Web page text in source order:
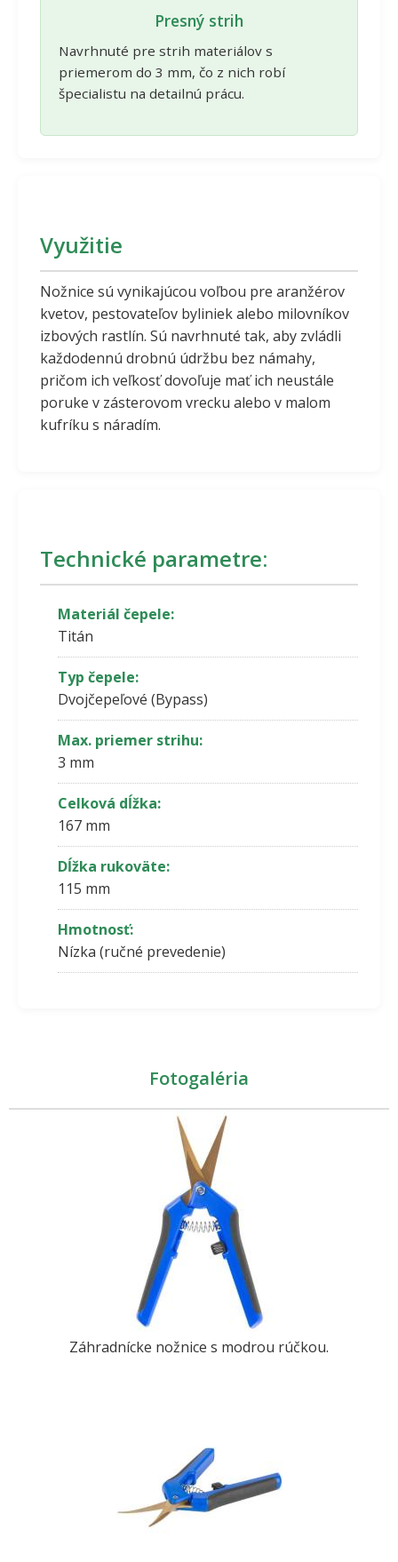
Presný strih
Navrhnuté pre strih materiálov s
priemerom do 3 mm, čo z nich robí
špecialistu na detailnú prácu.
Využitie
Nožnice sú vynikajúcou voľbou pre aranžérov
kvetov, pestovateľov byliniek alebo milovníkov
izbových rastlín. Sú navrhnuté tak, aby zvládli
každodennú drobnú údržbu bez námahy,
pričom ich veľkosť dovoľuje mať ich neustále
poruke v zásterovom vrecku alebo v malom
kufríku s náradím.
Technické parametre:
Materiál čepele:
Titán
Typ čepele:
Dvojčepeľové (Bypass)
Max. priemer strihu:
3 mm
Celková dĺžka:
167 mm
Dĺžka rukoväte:
115 mm
Hmotnosť:
Nízka (ručné prevedenie)
Fotogaléria
Záhradnícke nožnice s modrou rúčkou.